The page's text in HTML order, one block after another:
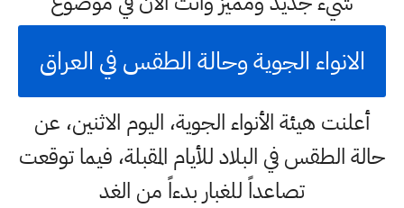
الانواء الجوية وحالة الطقس في العراق
أعلنت هيئة الأنواء الجوية، اليوم الاثنين، عن
حالة الطقس في البلاد للأيام المقبلة، فيما توقعت
تصاعداً للغبار بدءاً من الغد